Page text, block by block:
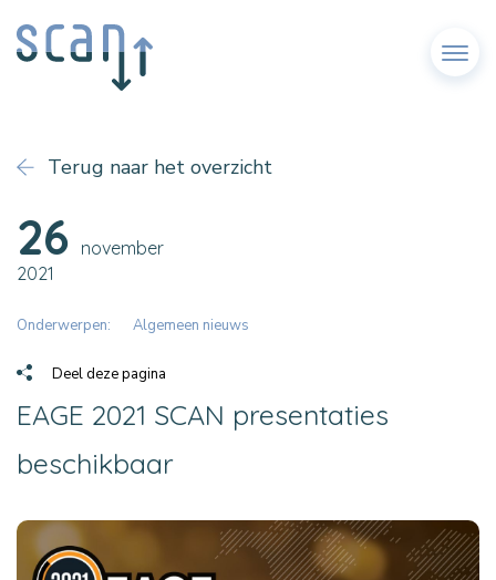
Menu
Terug naar het overzicht
26 november
2021
Onderwerpen: Algemeen nieuws
Deel deze pagina
EAGE 2021 SCAN presentaties
beschikbaar